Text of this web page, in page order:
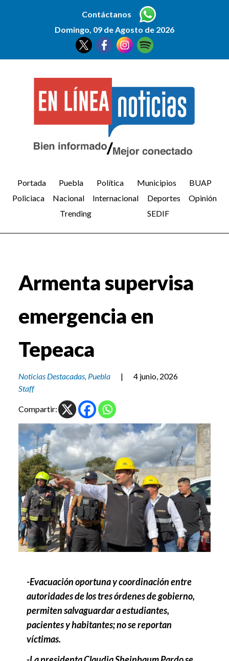
Contáctanos
Domingo, 09 de Agosto de 2026
Portada Puebla Política Municipios
BUAP
Policiaca
Nacional Internacional Deportes
Opinión
Trending
SEDIF
Armenta supervisa
emergencia en
Tepeaca
Noticias Destacadas, Puebla |
4 junio, 2026
Staff
Compartir:
-Evacuación oportuna y coordinación entre
autoridades de los tres órdenes de gobierno,
permiten salvaguardar a estudiantes,
pacientes y habitantes; no se reportan
víctimas.